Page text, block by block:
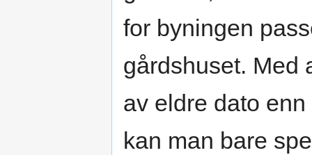
for byningen
gårdshuset. Med
av eldre dato
kan man bare